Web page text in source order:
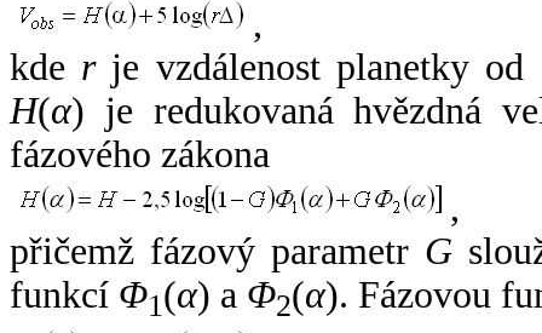
,
kde rje vzdálenost planetky od
H(α) je redukovaná hvězdná
fázového zákona
,
přičemž fázový parametr G
funkcí Φ1(α) a Φ2(α). Fázovou